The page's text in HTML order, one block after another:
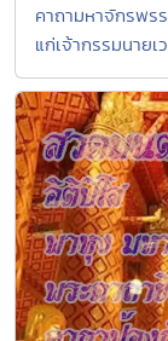
คาถามหาจักรพร
แก่เจ้ากรรมนายเ